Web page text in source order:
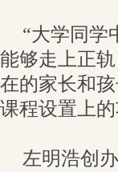
“大学同学
能够走上正
在的家长和
课程设置上
左明浩创